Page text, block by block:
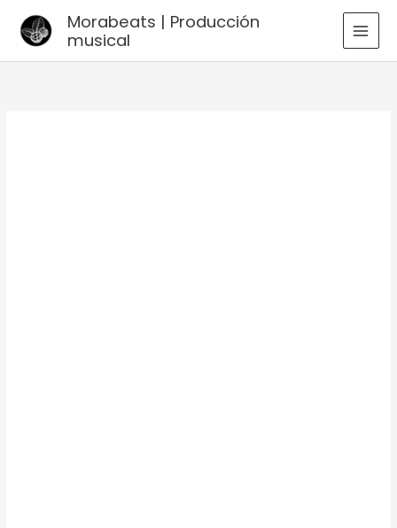
Morabeats | Producción
musical